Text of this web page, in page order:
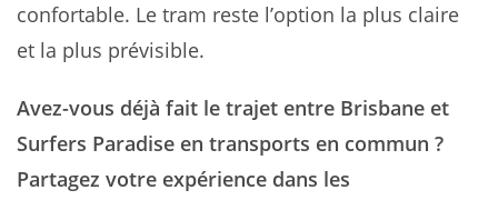
confortable. Le tram reste l’option la plus claire
et la plus prévisible.
Avez-vous déjà fait le trajet entre Brisbane et
Surfers Paradise en transports en commun ?
Partagez votre expérience dans les